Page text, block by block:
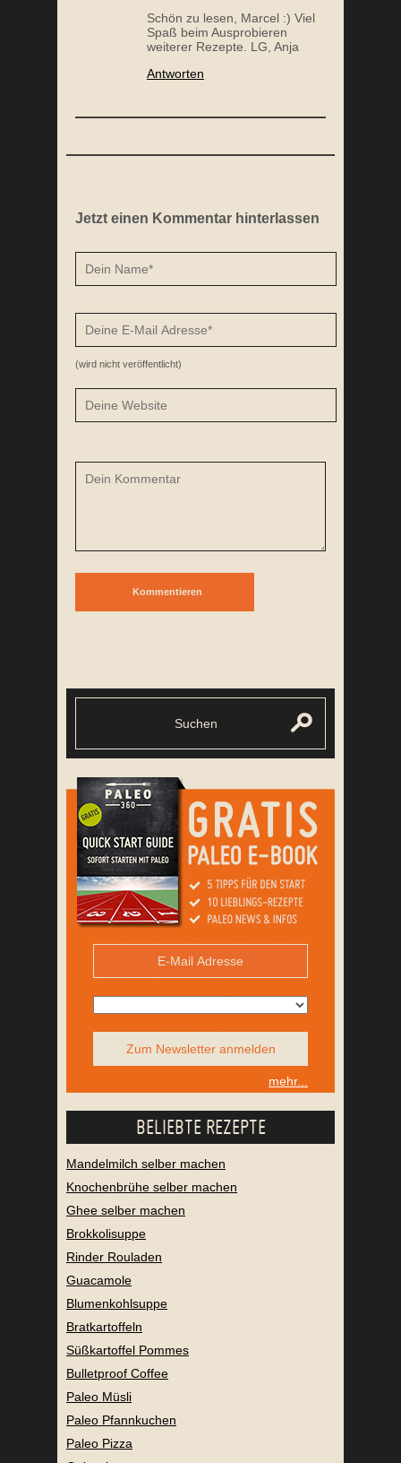
Schön zu lesen, Marcel :) Viel
Spaß beim Ausprobieren
weiterer Rezepte. LG, Anja
Antworten
Jetzt einen Kommentar hinterlassen
(wird nicht veröffentlicht)
Zum Newsletter anmelden
mehr...
BELIEBTE REZEPTE
Mandelmilch selber machen
Knochenbrühe selber machen
Ghee selber machen
Brokkolisuppe
Rinder Rouladen
Guacamole
Blumenkohlsuppe
Bratkartoffeln
Süßkartoffel Pommes
Bulletproof Coffee
Paleo Müsli
Paleo Pfannkuchen
Paleo Pizza